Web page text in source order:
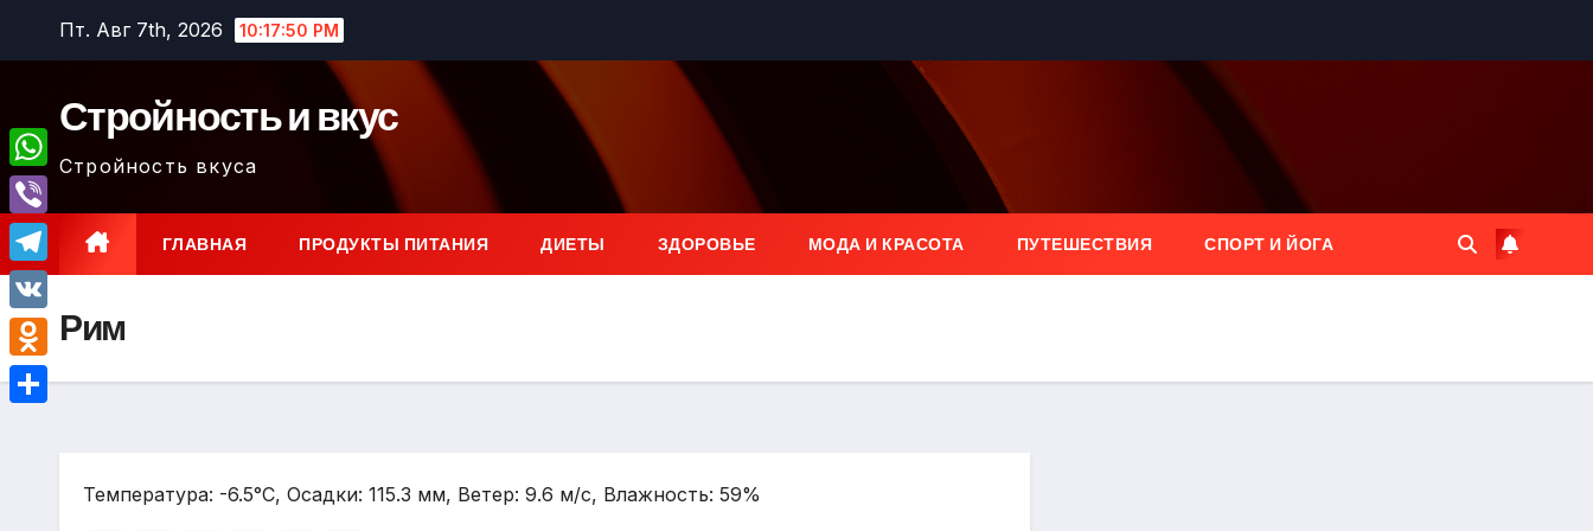
Перейти
Пт. Авг 7th, 2026 10:17:51 PM
Стройность и вкус
Стройность вкуса
ГЛАВНАЯ ПРОДУКТЫ ПИТАНИЯ ДИЕТЫ ЗДОРОВЬЕ МОДА И КРАСОТА ПУТЕШЕСТВИЯ СПОРТ И ЙОГА
Рим
Температура: -6.5°C, Осадки: 115.3 мм, Ветер: 9.6 м/с, Влажность: 59%
W
h
a
t
A
V
i
b
e
T
e
l
e
V
K
O